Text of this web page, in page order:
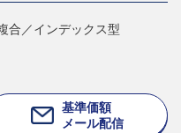
合／インデックス型
基準価額
メール配信